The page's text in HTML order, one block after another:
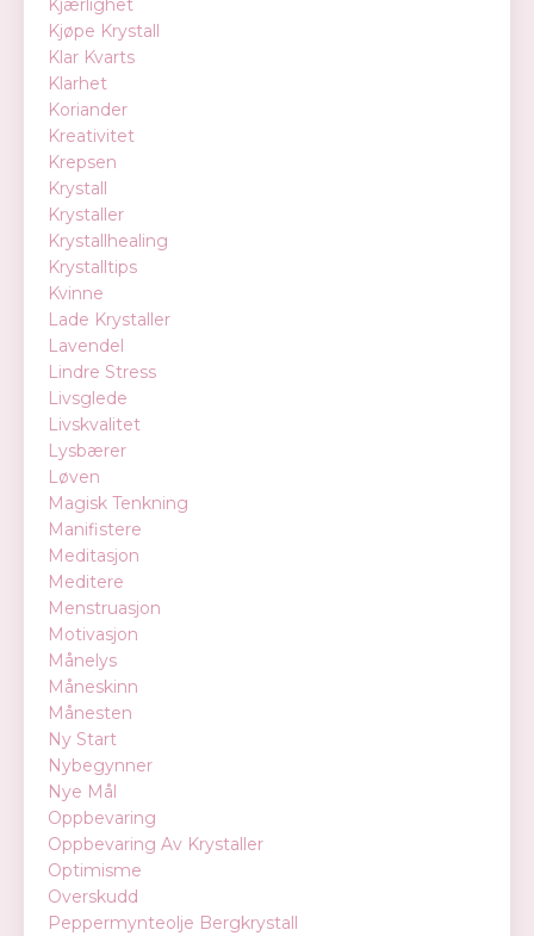
Kjøpe Krystall
Klar Kvarts
Klarhet
Koriander
Kreativitet
Krepsen
Krystall
Krystaller
Krystallhealing
Krystalltips
Kvinne
Lade Krystaller
Lavendel
Lindre Stress
Livsglede
Livskvalitet
Lysbærer
Løven
Magisk Tenkning
Manifistere
Meditasjon
Meditere
Menstruasjon
Motivasjon
Månelys
Måneskinn
Månesten
Ny Start
Nybegynner
Nye Mål
Oppbevaring
Oppbevaring Av Krystaller
Optimisme
Overskudd
Peppermynteolje Bergkrystall